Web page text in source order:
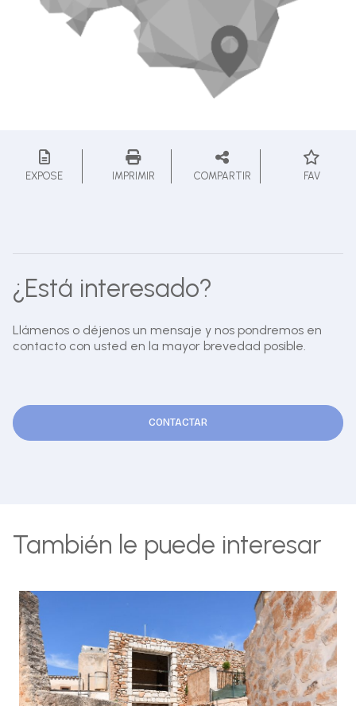
EXPOSE IMPRIMIR COMPARTIR FAV
¿Está interesado?
Llámenos o déjenos un mensaje y nos pondremos en
contacto con usted en la mayor brevedad posible.
CONTACTAR
También le puede interesar